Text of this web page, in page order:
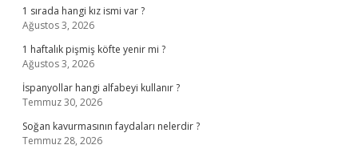
1 sırada hangi kız ismi var ?
Ağustos 3, 2026
1 haftalık pişmiş köfte yenir mi ?
Ağustos 3, 2026
İspanyollar hangi alfabeyi kullanır ?
Temmuz 30, 2026
Soğan kavurmasının faydaları nelerdir ?
Temmuz 28, 2026